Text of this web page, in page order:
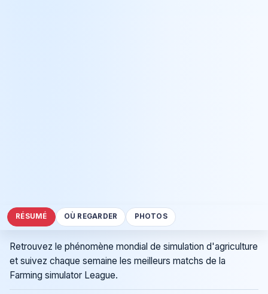
RÉSUMÉ OÙ REGARDER PHOTOS
Retrouvez le phénomène mondial de simulation d'agriculture
et suivez chaque semaine les meilleurs matchs de la
Farming simulator League.